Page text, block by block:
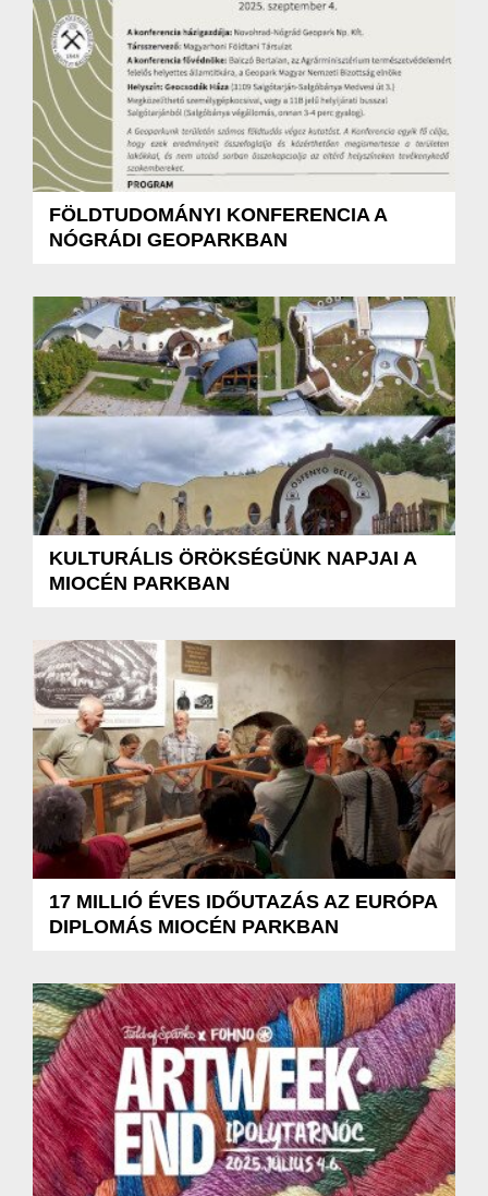
FÖLDTUDOMÁNYI KONFERENCIA A
NÓGRÁDI GEOPARKBAN
KULTURÁLIS ÖRÖKSÉGÜNK NAPJAI A
MIOCÉN PARKBAN
17 MILLIÓ ÉVES IDŐUTAZÁS AZ EURÓPA
DIPLOMÁS MIOCÉN PARKBAN